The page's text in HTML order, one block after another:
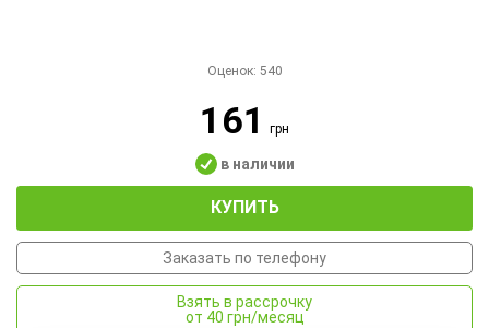
Оценок: 540
161грн
в наличии
КУПИТЬ
Заказать по телефону
Взять в рассрочку
от 40 грн/месяц